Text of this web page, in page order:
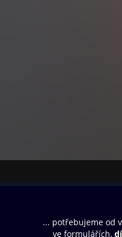
Aplikace a hry
SMS/MMS Info